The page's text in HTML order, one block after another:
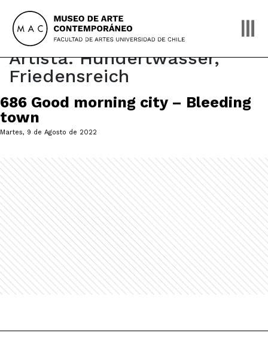
content
Artista:Hundertwasser,
Friedensreich
686 Good morning city – Bleeding
town
Martes, 9 de Agosto de 2022